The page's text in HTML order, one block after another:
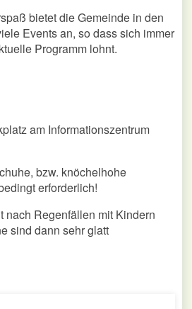
bietet die Gemeinde in den
Events an, so dass sich immer
Programm lohnt.
am Informationszentrum
bzw. knöchelhohe
erforderlich!
nach Regenfällen mit Kindern
sind dann sehr glatt